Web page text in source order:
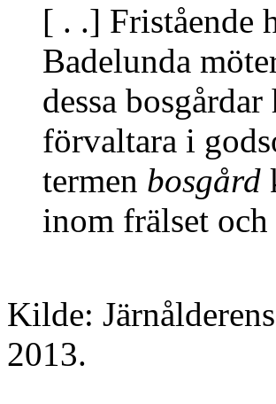
[ . .] Fristående
Badelunda
dessa
förvaltara i
termen bosgård
inom frälset
Kilde:
2013.